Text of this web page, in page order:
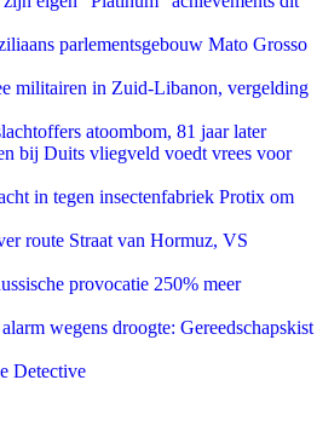
parlementsgebouw Mato Grosso
militairen in Zuid-Libanon, vergelding
atoombom, 81 jaar later
bij Duits vliegveld voedt vrees voor
in tegen insectenfabriek Protix om
route Straat van Hormuz, VS
provocatie 250% meer
wegens droogte: Gereedschapskist
Detective